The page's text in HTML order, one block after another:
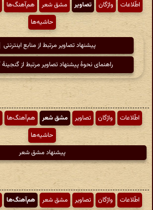
اطّلاعات واژگان تصاویر مشق شعر هم‌آهنگ‌ها
حاشیه‌ها
پیشنهاد تصاویر مرتبط از منابع اینترنتی
راهنمای نحوهٔ پیشنهاد تصاویر مرتبط از
اطّلاعات واژگان تصاویر مشق شعر هم‌آهنگ‌ها
حاشیه‌ها
پیشنهاد مشق شعر
اطّلاعات واژگان تصاویر مشق شعر هم‌آهنگ‌ها